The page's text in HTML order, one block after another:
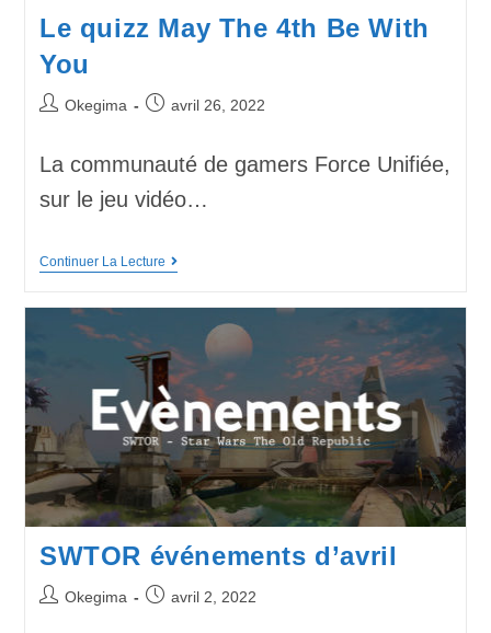
Le quizz May The 4th Be With
You
Okegima avril 26, 2022
La communauté de gamers Force Unifiée,
sur le jeu vidéo…
Continuer La Lecture
SWTOR événements d’avril
Okegima avril 2, 2022